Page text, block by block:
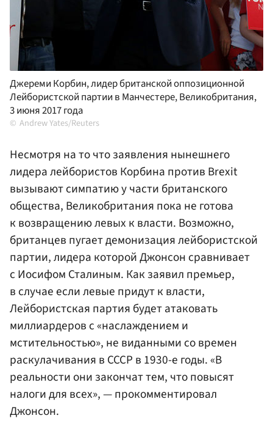
Джереми Корбин, лидер британской оппозиционной
Лейбористской партии в Манчестере, Великобритания,
3 июня 2017 года
Andrew Yates/Reuters
Несмотря на то что заявления нынешнего
лидера лейбористов Корбина против Brexit
вызывают симпатию у части британского
общества, Великобритания пока не готова
к возвращению левых к власти. Возможно,
британцев пугает демонизация лейбористской
партии, лидера которой Джонсон сравнивает
с Иосифом Сталиным. Как заявил премьер,
в случае если левые придут к власти,
Лейбористская партия будет атаковать
миллиардеров с «наслаждением и
мстительностью», не виданными со времен
раскулачивания в СССР в 1930-е годы. «В
реальности они закончат тем, что повысят
налоги для всех», — прокомментировал
Джонсон.